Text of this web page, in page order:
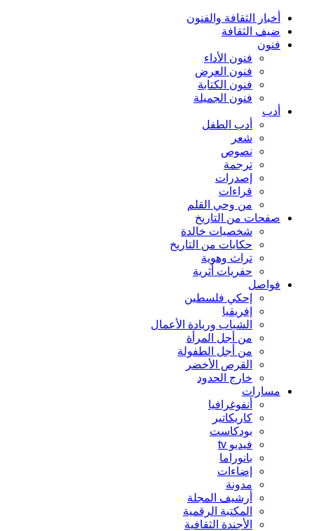
أخبار الثقافة والفنون
ضيف الثقافة
فنون
فنون الأداء
فنون العرض
فنون الكتابة
فنون الجميلة
أدب
أدب الطفل
شعر
نصوص
ترجمة
إصدرات
قراءات
من وحي القلم
صفحات من التاريخ
شخصيات خالدة
حكايات من التاريخ
تراث وهوية
حفريات أثرية
فواصل
إحكي فلسطين
إفريقيا
الشباب وريادة الأعمال
من أجل المرأة
من أجل الطفولة
القرص الأخضر
خارج الحدود
مسارات
أنفوغرافيا
كاريكاتير
بودكاست
فيديو tv
بانوراما
إضاءات
مدونة
أرشيف المجلة
المكتبة الرقمية
الأجندة الثقافية